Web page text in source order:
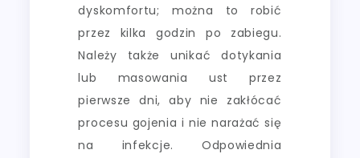
dyskomfortu; można to robić
przez kilka godzin po zabiegu.
Należy także unikać dotykania
lub masowania ust przez
pierwsze dni, aby nie zakłócać
procesu gojenia i nie narażać się
na infekcje. Odpowiednia